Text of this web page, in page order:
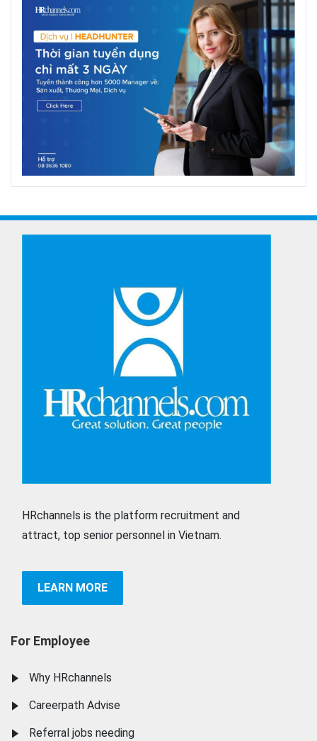
HRchannels is the platform recruitment and
attract, top senior personnel in Vietnam.
LEARN MORE
For Employee
Why HRchannels
Careerpath Advise
Referral jobs needing